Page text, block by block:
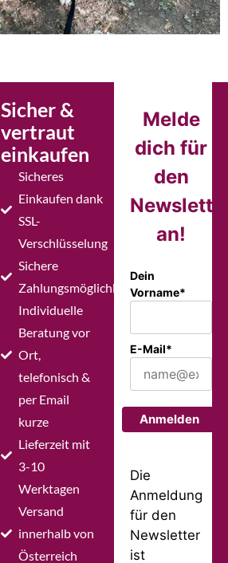
Sicher &
vertraut
einkaufen
Sicheres
Einkaufen dank
SSL-
Verschlüsselung
Sichere
Zahlungsmöglichkeiten
Individuelle
Beratung vor
Ort,
telefonisch &
per Email
kurze
Lieferzeit mit
3-10
Werktagen
Versand
innerhalb von
Österreich
Melde
dich für
den
an!
Dein
Vorname*
E-Mail*
Anmelden
Die
Anmeldung
für den
Newsletter
ist